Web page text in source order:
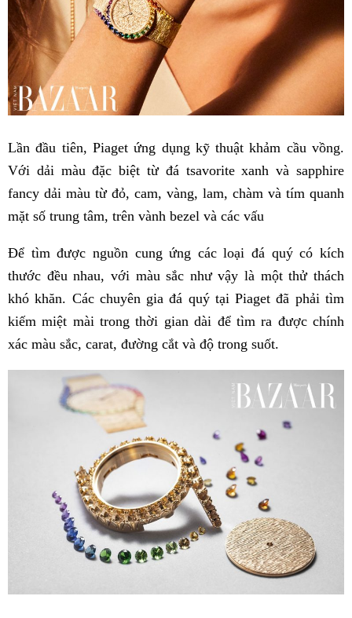
Lần đầu tiên, Piaget ứng dụng kỹ thuật khảm cầu vồng.
Với dải màu đặc biệt từ đá tsavorite xanh và sapphire
fancy dải màu từ đỏ, cam, vàng, lam, chàm và tím quanh
mặt số trung tâm, trên vành bezel và các vấu
Để tìm được nguồn cung ứng các loại đá quý có kích
thước đều nhau, với màu sắc như vậy là một thử thách
khó khăn. Các chuyên gia đá quý tại Piaget đã phải tìm
kiếm miệt mài trong thời gian dài để tìm ra được chính
xác màu sắc, carat, đường cắt và độ trong suốt.